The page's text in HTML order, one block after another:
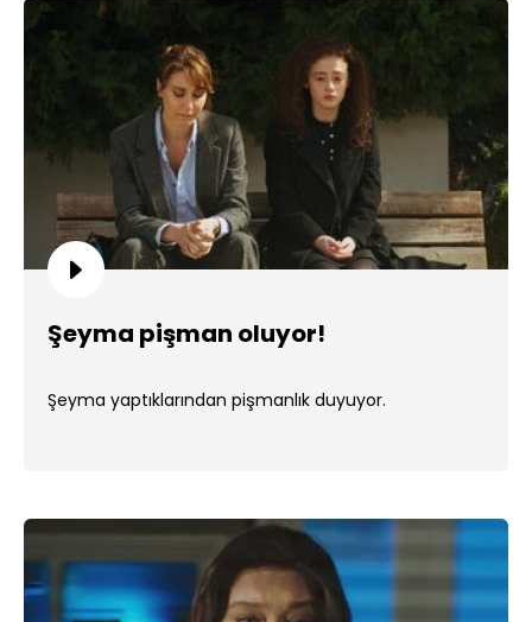
Şeyma pişman oluyor!
Şeyma yaptıklarından pişmanlık duyuyor.